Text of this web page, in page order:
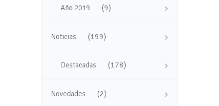
Año 2019 (9)
Noticias (199)
Destacadas (178)
Novedades (2)